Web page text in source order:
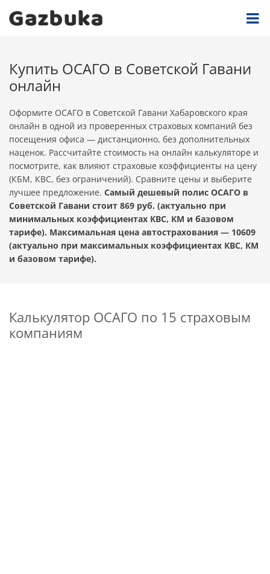
Купить ОСАГО в Советской Гавани
онлайн
Оформите ОСАГО в Советской Гавани Хабаровского края
онлайн в одной из проверенных страховых компаний без
посещения офиса — дистанционно, без дополнительных
наценок. Рассчитайте стоимость на онлайн калькуляторе и
посмотрите, как влияют страховые коэффициенты на цену
(КБМ, КВС, без ограничений). Сравните цены и выберите
лучшее предложение. Самый дешевый полис ОСАГО в
Советской Гавани стоит 869 руб. (актуально при
минимальных коэффициентах КВС, КМ и базовом
тарифе). Максимальная цена автострахования — 10609
(актуально при максимальных коэффициентах КВС, КМ
и базовом тарифе).
Калькулятор ОСАГО по 15 страховым
компаниям